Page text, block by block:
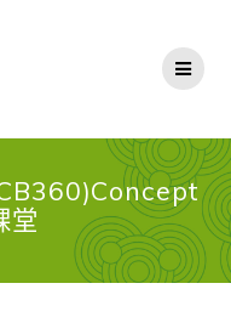
堂